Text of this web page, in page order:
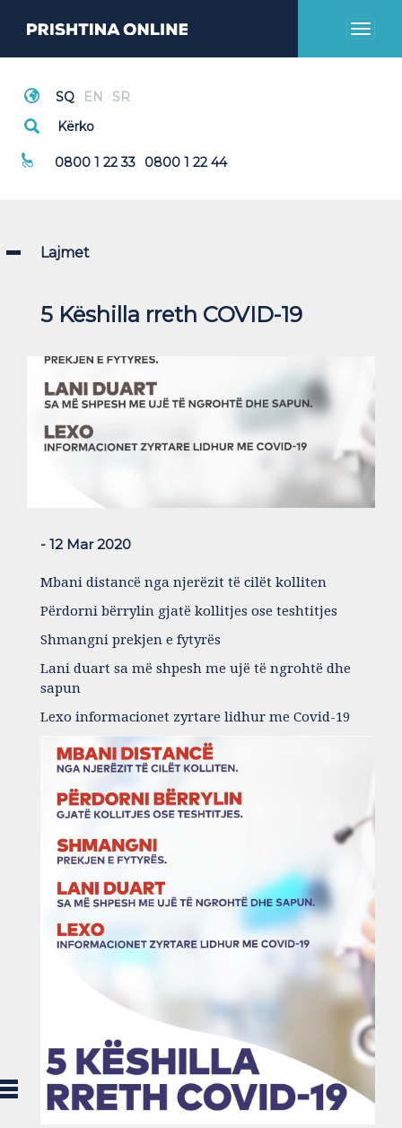
Toggle
Thirrje Emergjente
0800 1 22 33 0800 1 22 44
Lajmet
5 Këshilla rreth COVID-19
- 12 Mar 2020
Mbani distancë nga njerëzit të cilët kolliten
Përdorni bërrylin gjatë kollitjes ose teshtitjes
Shmangni prekjen e fytyrës
Lani duart sa më shpesh me ujë të ngrohtë dhe
sapun
Lexo informacionet zyrtare lidhur me Covid-19